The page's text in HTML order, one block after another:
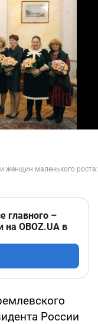
главного –
на OBOZ.UA в
России